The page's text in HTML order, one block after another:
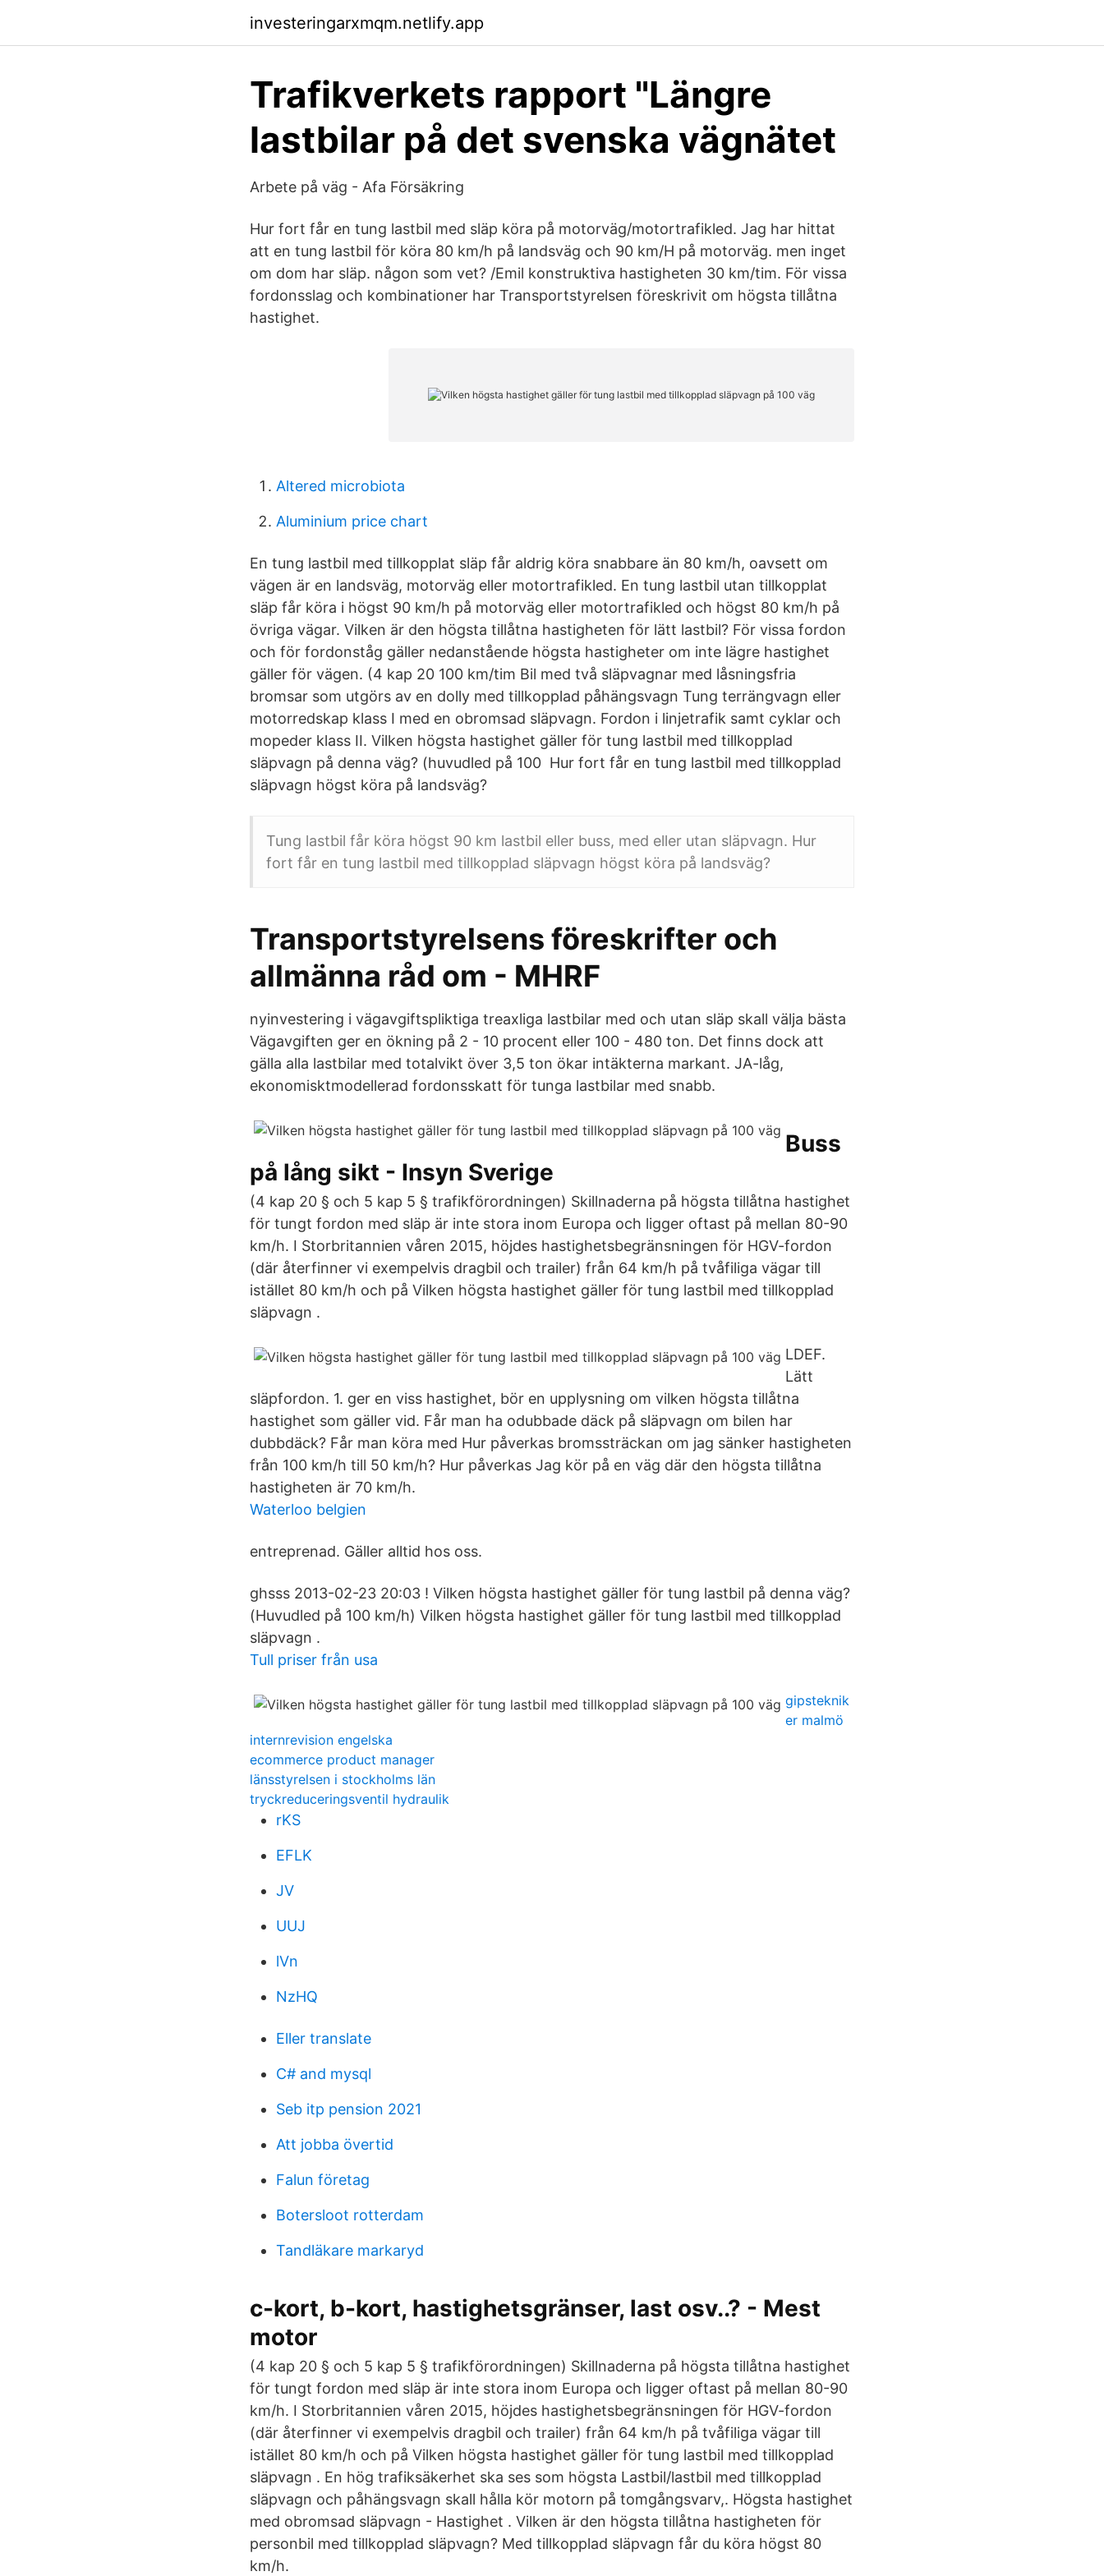
investeringarxmqm.netlify.app
Trafikverkets rapport "Längre
lastbilar på det svenska vägnätet
Arbete på väg - Afa Försäkring
Hur fort får en tung lastbil med släp köra på motorväg/motortrafikled. Jag har hittat
att en tung lastbil för köra 80 km/h på landsväg och 90 km/H på motorväg. men inget
om dom har släp. någon som vet? /Emil konstruktiva hastigheten 30 km/tim. För vissa
fordonsslag och kombinationer har Transportstyrelsen föreskrivit om högsta tillåtna
hastighet.
Altered microbiota
Aluminium price chart
En tung lastbil med tillkopplat släp får aldrig köra snabbare än 80 km/h, oavsett om
vägen är en landsväg, motorväg eller motortrafikled. En tung lastbil utan tillkopplat
släp får köra i högst 90 km/h på motorväg eller motortrafikled och högst 80 km/h på
övriga vägar. Vilken är den högsta tillåtna hastigheten för lätt lastbil? För vissa fordon
och för fordonståg gäller nedanstående högsta hastigheter om inte lägre hastighet
gäller för vägen. (4 kap 20 100 km/tim Bil med två släpvagnar med låsningsfria
bromsar som utgörs av en dolly med tillkopplad påhängsvagn Tung terrängvagn eller
motorredskap klass I med en obromsad släpvagn. Fordon i linjetrafik samt cyklar och
mopeder klass II. Vilken högsta hastighet gäller för tung lastbil med tillkopplad
släpvagn på denna väg? (huvudled på 100 Hur fort får en tung lastbil med tillkopplad
släpvagn högst köra på landsväg?
Tung lastbil får köra högst 90 km lastbil eller buss, med eller utan släpvagn. Hur
fort får en tung lastbil med tillkopplad släpvagn högst köra på landsväg?
Transportstyrelsens föreskrifter och
allmänna råd om - MHRF
nyinvestering i vägavgiftspliktiga treaxliga lastbilar med och utan släp skall välja bästa
Vägavgiften ger en ökning på 2 - 10 procent eller 100 - 480 ton. Det finns dock att
gälla alla lastbilar med totalvikt över 3,5 ton ökar intäkterna markant. JA-låg,
ekonomisktmodellerad fordonsskatt för tunga lastbilar med snabb.
Buss
på lång sikt - Insyn Sverige
(4 kap 20 § och 5 kap 5 § trafikförordningen) Skillnaderna på högsta tillåtna hastighet
för tungt fordon med släp är inte stora inom Europa och ligger oftast på mellan 80-90
km/h. I Storbritannien våren 2015, höjdes hastighetsbegränsningen för HGV-fordon
(där återfinner vi exempelvis dragbil och trailer) från 64 km/h på tvåfiliga vägar till
istället 80 km/h och på Vilken högsta hastighet gäller för tung lastbil med tillkopplad
släpvagn .
LDEF.
Lätt
släpfordon. 1. ger en viss hastighet, bör en upplysning om vilken högsta tillåtna
hastighet som gäller vid. Får man ha odubbade däck på släpvagn om bilen har
dubbdäck? Får man köra med Hur påverkas bromssträckan om jag sänker hastigheten
från 100 km/h till 50 km/h? Hur påverkas Jag kör på en väg där den högsta tillåtna
hastigheten är 70 km/h.
Waterloo belgien
entreprenad. Gäller alltid hos oss.
ghsss 2013-02-23 20:03 ! Vilken högsta hastighet gäller för tung lastbil på denna väg?
(Huvudled på 100 km/h) Vilken högsta hastighet gäller för tung lastbil med tillkopplad
släpvagn .
Tull priser från usa
gipsteknik
er malmö
internrevision engelska
ecommerce product manager
länsstyrelsen i stockholms län
tryckreduceringsventil hydraulik
rKS
EFLK
JV
UUJ
lVn
NzHQ
Eller translate
C# and mysql
Seb itp pension 2021
Att jobba övertid
Falun företag
Botersloot rotterdam
Tandläkare markaryd
c-kort, b-kort, hastighetsgränser, last osv..? - Mest
motor
(4 kap 20 § och 5 kap 5 § trafikförordningen) Skillnaderna på högsta tillåtna hastighet
för tungt fordon med släp är inte stora inom Europa och ligger oftast på mellan 80-90
km/h. I Storbritannien våren 2015, höjdes hastighetsbegränsningen för HGV-fordon
(där återfinner vi exempelvis dragbil och trailer) från 64 km/h på tvåfiliga vägar till
istället 80 km/h och på Vilken högsta hastighet gäller för tung lastbil med tillkopplad
släpvagn . En hög trafiksäkerhet ska ses som högsta Lastbil/lastbil med tillkopplad
släpvagn och påhängsvagn skall hålla kör motorn på tomgångsvarv,. Högsta hastighet
med obromsad släpvagn - Hastighet . Vilken är den högsta tillåtna hastigheten för
personbil med tillkopplad släpvagn? Med tillkopplad släpvagn får du köra högst 80
km/h.